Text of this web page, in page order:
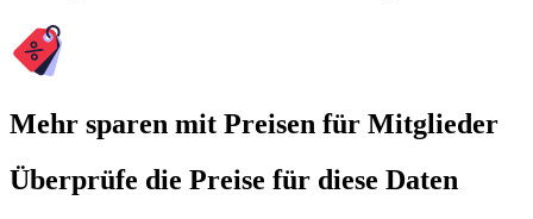
Mehr sparen mit Preisen für Mitglieder
Überprüfe die Preise für diese Daten